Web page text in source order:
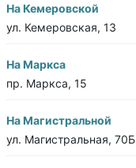
На Кемеровской
ул. Кемеровская, 13
На Маркса
пр. Маркса, 15
На Магистральной
ул. Магистральная, 70Б